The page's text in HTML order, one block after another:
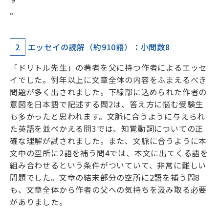
。
2
エッセイの読解（約910語）：小問数8
「ドリトル先生」の著者を父に持つ作者によるエッセ
イでした。例年以上に文章全体の内容をふまえるべき
問題が多く出されました。下線部に込められた作者の
意図を日本語で記述する問2は、答え方に悩む受験生
も多かったと思われます。文脈に合うように与えられ
た英語を並べかえる問3では、知覚動詞についての正
確な理解が試されました。また、文脈に合うように本
文中の空所に2語を補う問4では、本文に出てくる語を
組み合わせるという条件がついていて、非常に難しい
問題でした。文章の結末部分の空所に2語を補う問8
も、文章全体から作者の父への気持ちを汲み取る必要
がありました。